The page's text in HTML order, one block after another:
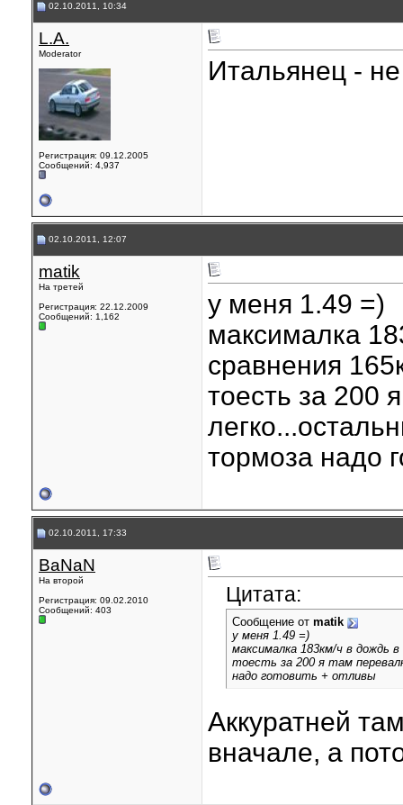
02.10.2011, 10:34
L.A.
Moderator
Регистрация: 09.12.2005
Сообщений: 4,937
Итальянец -
02.10.2011, 12:07
matik
На третей
Регистрация: 22.12.2009
Сообщений: 1,162
у меня 1.49 =)
максималка
сравнения
тоесть за 200
тормоза надо
02.10.2011, 17:33
BaNaN
На второй
Регистрация: 09.02.2010
Сообщений: 403
Цитата:
Сообщение от matik
у меня 1.49 =)
максималка 183км/ч в дождь
тоесть за 200 я там
надо готовить + отливы
Аккуратней
вначале, а